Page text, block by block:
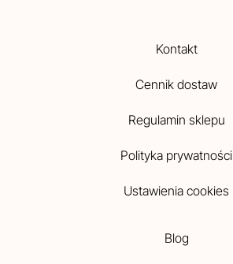
Kontakt
Cennik dostaw
Regulamin sklepu
Polityka prywatności
Ustawienia cookies
Blog